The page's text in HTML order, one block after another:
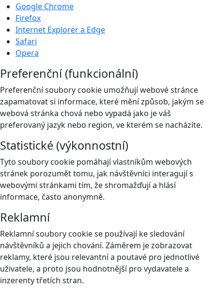
Google Chrome
Firefox
Internet Explorer a Edge
Safari
Opera
Preferenční (funkcionální)
Preferenční soubory cookie umožňují webové stránce
zapamatovat si informace, které mění způsob, jakým se
webová stránka chová nebo vypadá jako je váš
preferovaný jazyk nebo region, ve kterém se nacházíte.
Statistické (výkonnostní)
Tyto soubory cookie pomáhají vlastníkům webových
stránek porozumět tomu, jak návštěvníci interagují s
webovými stránkami tím, že shromažďují a hlásí
informace, často anonymně.
Reklamní
Reklamní soubory cookie se používají ke sledování
návštěvníků a jejich chování. Záměrem je zobrazovat
reklamy, které jsou relevantní a poutavé pro jednotlivé
uživatele, a proto jsou hodnotnější pro vydavatele a
inzerenty třetích stran.